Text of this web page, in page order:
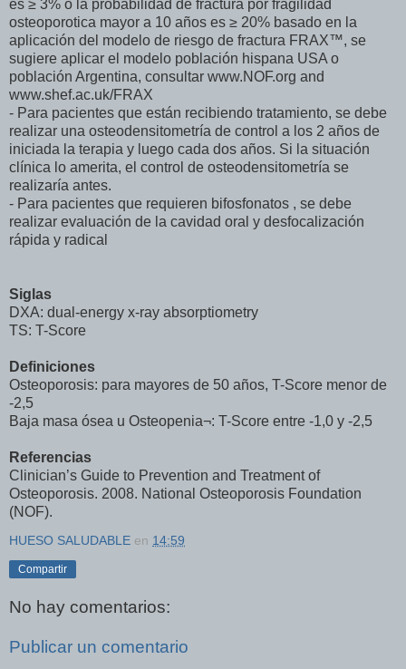
es ≥ 3% o la probabilidad de fractura por fragilidad
osteoporotica mayor a 10 años es ≥ 20% basado en la
aplicación del modelo de riesgo de fractura FRAX™, se
sugiere aplicar el modelo población hispana USA o
población Argentina, consultar www.NOF.org and
www.shef.ac.uk/FRAX
- Para pacientes que están recibiendo tratamiento, se debe
realizar una osteodensitometría de control a los 2 años de
iniciada la terapia y luego cada dos años. Si la situación
clínica lo amerita, el control de osteodensitometría se
realizaría antes.
- Para pacientes que requieren bifosfonatos , se debe
realizar evaluación de la cavidad oral y desfocalización
rápida y radical
Siglas
DXA: dual-energy x-ray absorptiometry
TS: T-Score
Definiciones
Osteoporosis: para mayores de 50 años, T-Score menor de
-2,5
Baja masa ósea u Osteopenia¬: T-Score entre -1,0 y -2,5
Referencias
Clinician’s Guide to Prevention and Treatment of
Osteoporosis. 2008. National Osteoporosis Foundation
(NOF).
HUESO SALUDABLE en 14:59
Compartir
No hay comentarios:
Publicar un comentario